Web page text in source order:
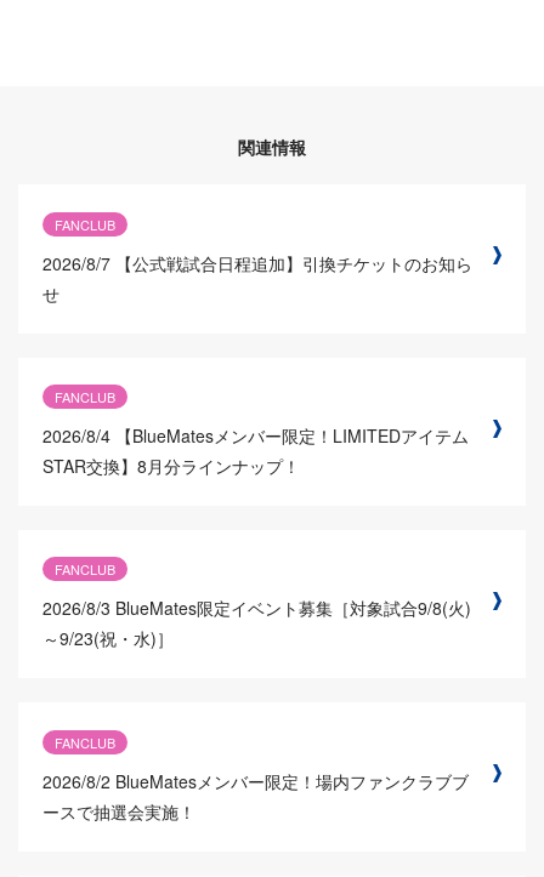
関連情報
FANCLUB
2026/8/7 【公式戦試合日程追加】引換チケットのお知ら
せ
FANCLUB
2026/8/4 【BlueMatesメンバー限定！LIMITEDアイテム
STAR交換】8月分ラインナップ！
FANCLUB
2026/8/3 BlueMates限定イベント募集［対象試合9/8(火)
～9/23(祝・水)］
FANCLUB
2026/8/2 BlueMatesメンバー限定！場内ファンクラブブ
ースで抽選会実施！